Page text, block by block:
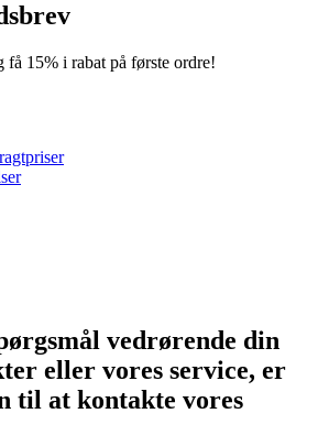
få 15% i rabat på første ordre!
vedrørende din
eller vores service, er
til at kontakte vores